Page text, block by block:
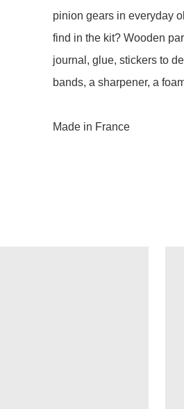
pinion gears in everyday
find in the kit? Wooden
journal, glue, stickers to
bands, a sharpener, a